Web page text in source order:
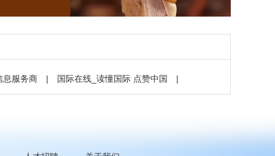
息服务商 | 国际在线_读懂国际 点赞中国 |